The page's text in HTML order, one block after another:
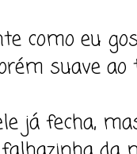
como eu
suave ao
já fecha,